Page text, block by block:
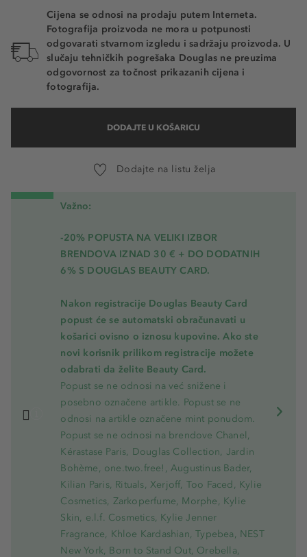
Cijena se odnosi na prodaju putem Interneta.
Fotografija proizvoda ne mora u potpunosti
odgovarati stvarnom izgledu i sadržaju proizvoda. U
slučaju tehničkih pogrešaka Douglas ne preuzima
odgovornost za točnost prikazanih cijena i
fotografija.
DODAJTE U KOŠARICU
Dodajte na listu želja
Važno:
-20% POPUSTA NA VELIKI IZBOR
BRENDOVA IZNAD 30 € + DO DODATNIH
6% S DOUGLAS BEAUTY CARD.
Nakon registracije Douglas Beauty Card
popust će se automatski obračunavati u
košarici ovisno o iznosu kupovine. Ako ste
novi korisnik prilikom registracije možete
odabrati da želite Beauty Card.
Popust se ne odnosi na već snižene i
posebno označene artikle. Popust se ne
odnosi na artikle označene mint ponudom.
Popust se ne odnosi na brendove Chanel,
Kérastase Paris, Douglas Collection, Jardin
Bohème, one.two.free!, Augustinus Bader,
Kilian Paris, Rituals, Xerjoff, Too Faced, Kylie
Cosmetics, Zarkoperfume, Morphe, Kylie
Skin, e.l.f. Cosmetics, Kylie Jenner
Fragrance, Khloe Kardashian, Typebea, NEST
New York, Born to Stand Out, Orebella,